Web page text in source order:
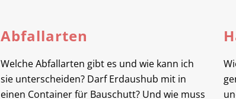
Abfallarten
Welche Abfallarten gibt es und wie kann ich
sie unterscheiden? Darf Erdaushub mit in
einen Container für Bauschutt? Und wie muss